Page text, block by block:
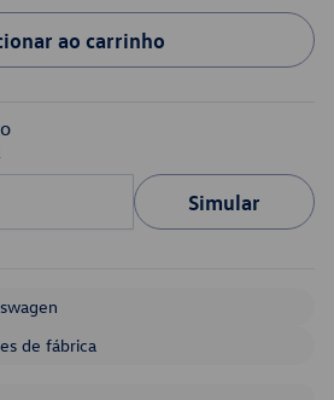
ao carrinho
Simular
de fábrica